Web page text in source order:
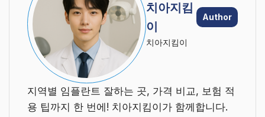
치아지킴
이
Author
치아지킴이
지역별 임플란트 잘하는 곳, 가격 비교, 보험 적
용 팁까지 한 번에! 치아지킴이가 함께합니다.